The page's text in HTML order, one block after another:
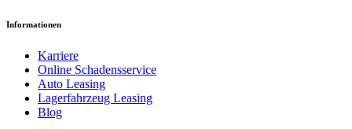
Informationen
Karriere
Online Schadensservice
Auto Leasing
Lagerfahrzeug Leasing
Blog